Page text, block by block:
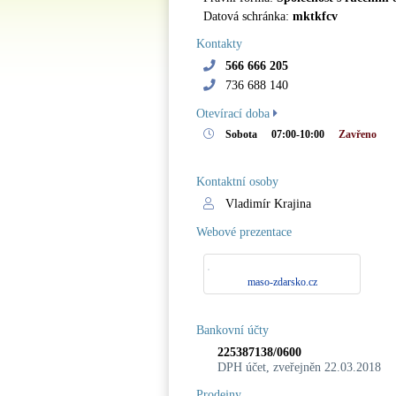
Datová schránka: mktkfcv
Kontakty
566 666 205
736 688 140
Otevírací doba
Sobota 07:00-10:00 Zavřeno
Kontaktní osoby
Vladimír Krajina
Webové prezentace
maso-zdarsko.cz
Bankovní účty
225387138/0600
DPH účet, zveřejněn 22.03.2018